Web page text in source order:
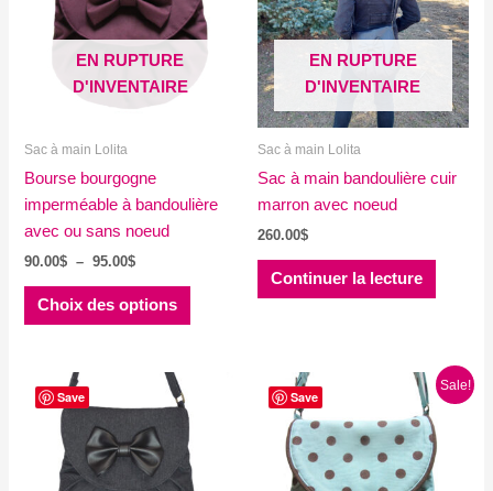
EN RUPTURE
D'INVENTAIRE
Sac à main Lolita
Bourse bourgogne
imperméable à bandoulière
avec ou sans noeud
90.00$ – 95.00$Plage
prix :
Choix des options
Ce
options
peuvent
EN RUPTURE
D'INVENTAIRE
Sac à main Lolita
Sac à main bandoulière cuir
marron avec noeud
260.00$
Continuer la lecture
Save Save
Sale!